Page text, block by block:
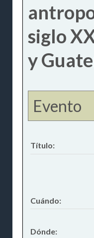
siglo
y
Evento
Título:
Cuándo:
Dónde: